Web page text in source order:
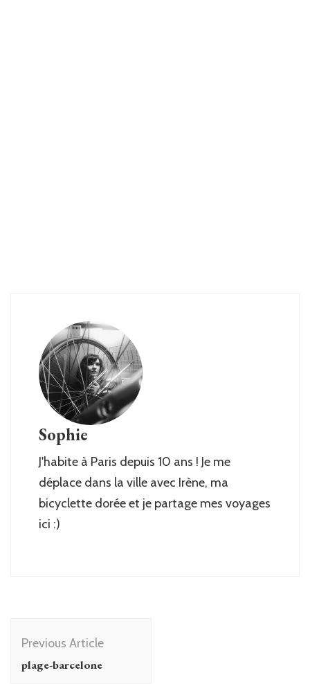
Sophie
J'habite à Paris depuis 10 ans ! Je me
déplace dans la ville avec Irène, ma
bicyclette dorée et je partage mes voyages
ici :)
Navigation
Previous Article
plage-barcelone